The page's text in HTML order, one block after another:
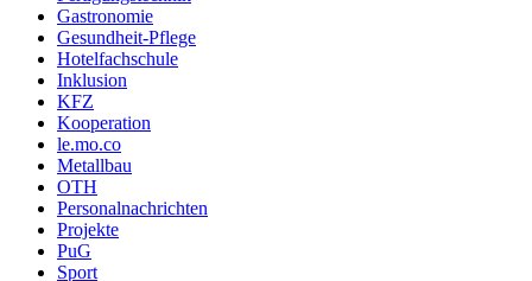
Gastronomie
Gesundheit-Pflege
Hotelfachschule
Inklusion
KFZ
Kooperation
le.mo.co
Metallbau
OTH
Personalnachrichten
Projekte
PuG
Sport